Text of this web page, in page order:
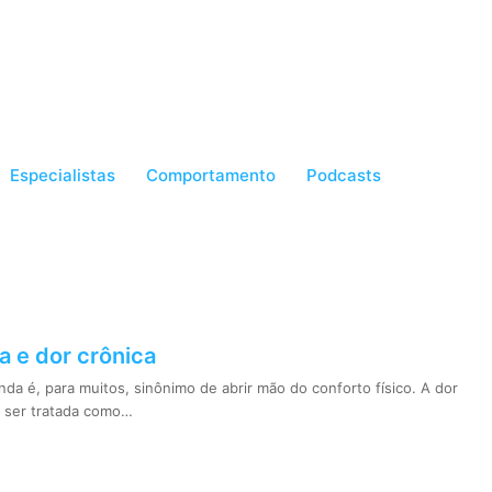
Especialistas Comportamento Podcasts
e dor crônica
é, para muitos, sinônimo de abrir mão do conforto físico. A dor
ser tratada como…